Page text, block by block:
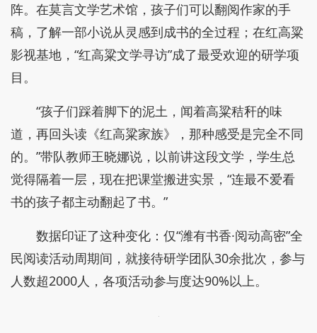
阵。在莫言文学艺术馆，孩子们可以翻阅作家的手
稿，了解一部小说从灵感到成书的全过程；在红高粱
影视基地，“红高粱文学寻访”成了最受欢迎的研学项
目。
“孩子们踩着脚下的泥土，闻着高粱秸秆的味
道，再回头读《红高粱家族》，那种感受是完全不同
的。”带队教师王晓娜说，以前讲这段文学，学生总
觉得隔着一层，现在把课堂搬进实景，“连最不爱看
书的孩子都主动翻起了书。”
数据印证了这种变化：仅“潍有书香·阅动高密”全
民阅读活动周期间，就接待研学团队30余批次，参与
人数超2000人，各项活动参与度达90%以上。